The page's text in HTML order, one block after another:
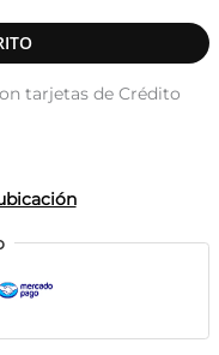
tarjetas de Crédito